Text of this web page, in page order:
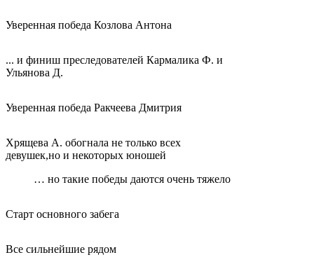
Уверенная победа Козлова Антона
... и финиш преследователей Кармалика Ф. и
Ульянова Д.
Уверенная победа Ракчеева Дмитрия
Хрящева А. обогнала не только всех
девушек,но и некоторых юношей
… но такие победы даются очень тяжело
Старт основного забега
Все сильнейшие рядом